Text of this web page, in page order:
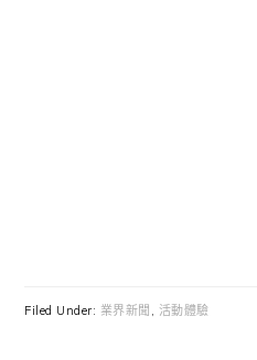
Filed Under: 業界新聞 , 活動體驗